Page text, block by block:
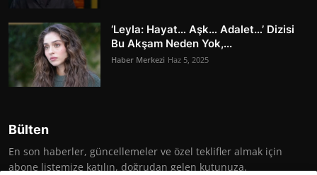
‘Leyla: Hayat… Aşk… Adalet…’ Dizisi
Bu Akşam Neden Yok,...
Haber Merkezi Haz 5, 2025
Bülten
En son haberler, güncellemeler ve özel teklifler almak için
abone listemize katılın, doğrudan gelen kutunuza.